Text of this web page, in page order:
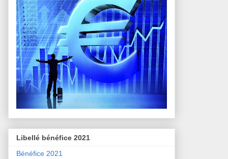
Libellé bénéfice 2021
Bénéfice 2021